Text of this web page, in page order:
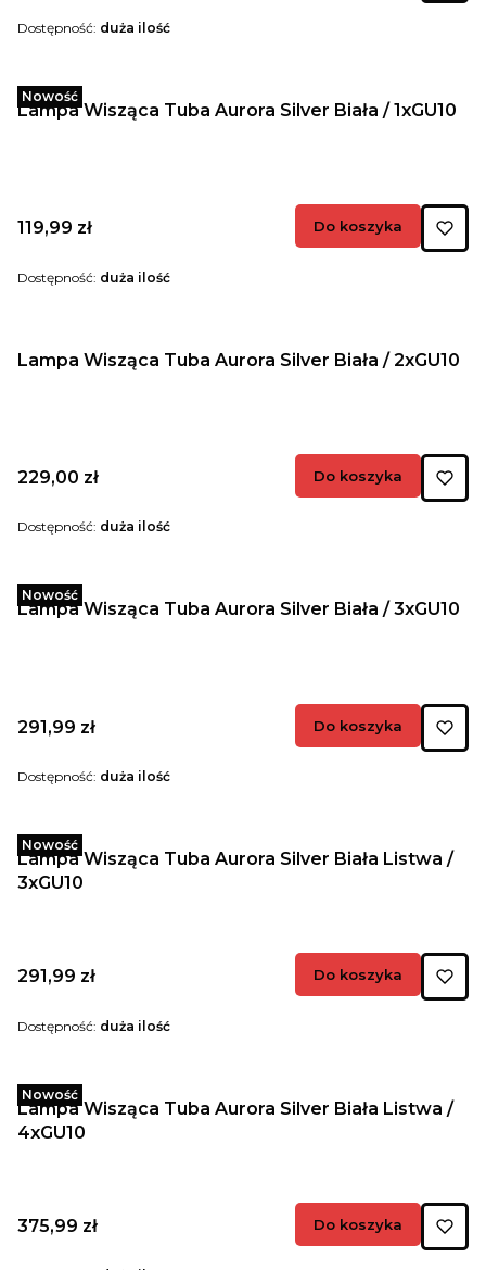
Dostępność: duża ilość
Nowość
Lampa Wisząca Tuba Aurora Silver Biała / 1xGU10
Cena
119,99 zł Do koszyka
Dostępność: duża ilość
Lampa Wisząca Tuba Aurora Silver Biała / 2xGU10
Cena
229,00 zł Do koszyka
Dostępność: duża ilość
Nowość
Lampa Wisząca Tuba Aurora Silver Biała / 3xGU10
Cena
291,99 zł Do koszyka
Dostępność: duża ilość
Nowość
Lampa Wisząca Tuba Aurora Silver Biała Listwa /
3xGU10
Cena
291,99 zł Do koszyka
Dostępność: duża ilość
Nowość
Lampa Wisząca Tuba Aurora Silver Biała Listwa /
4xGU10
Cena
375,99 zł Do koszyka